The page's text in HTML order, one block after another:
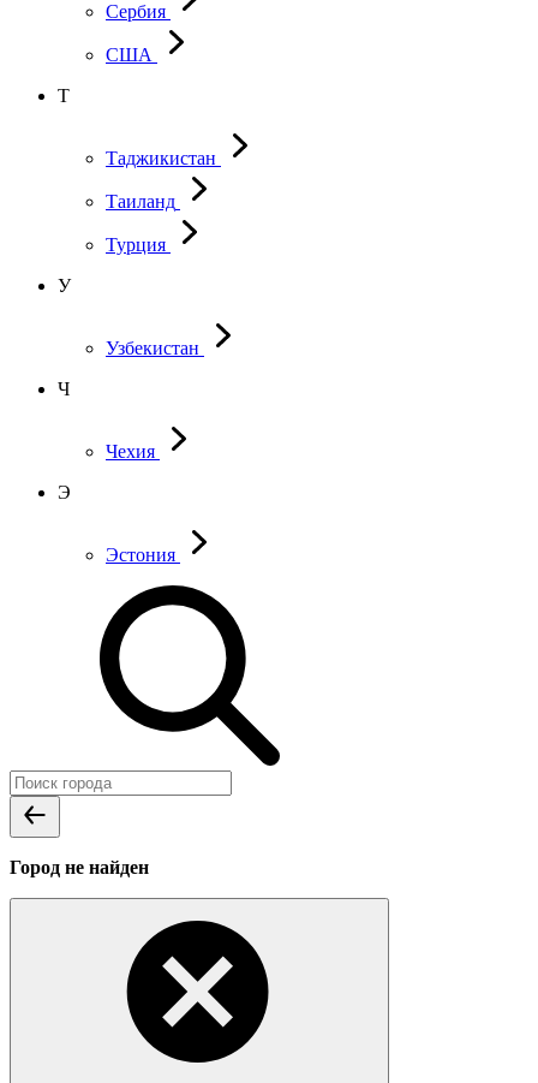
Сербия
США
Т
Таджикистан
Таиланд
Турция
У
Узбекистан
Ч
Чехия
Э
Эстония
Город не найден